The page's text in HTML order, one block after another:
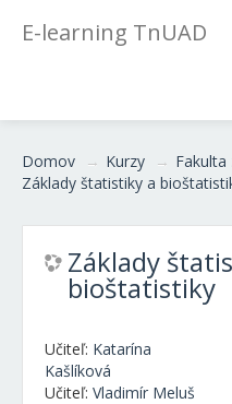
E-learning TnUAD
Domov → Kurzy →
Základy štatistiky a
Základy
bioštatistiky
Učiteľ: Katarína
Kašlíková
Učiteľ: Vladimír Meluš